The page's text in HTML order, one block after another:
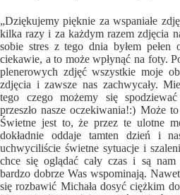
„Dziękujemy pięknie za wspaniałe
kilka razy i za każdym razem zdjęcia
sobie stres z tego dnia byłem
ciekawie, a to może wpłynąć na foty.
plenerowych zdjęć wszystkie moje
zdjęcia i zawsze nas zachwycały.
tego czego możemy się
przeszło nasze oczekiwania!:) Może
Świetne jest to, że przez te ulotne
dokładnie oddaje tamten dzień i
uchwyciliście świetne sytuacje i
chce się oglądać cały czas i są
bardzo dobrze Was wspominają.
się rozbawić Michała dosyć ciężkim